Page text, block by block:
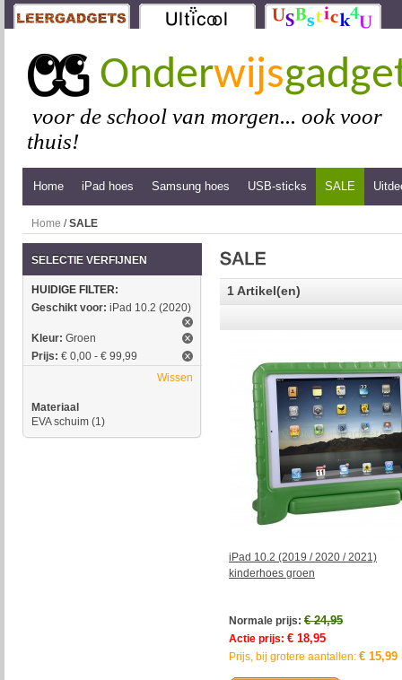
Onderwijs
voor de school van morgen... ook voor
thuis!
Home iPad hoes Samsung hoes USB-sticks SALE
Home /SALE
1 Artikel(en)
iPad 10.2 (2019 / 2020 / 2021)
kinderhoes groen
Normale prijs: € 24,95
Actie prijs: € 18,95
Prijs, bij grotere aantallen: € 15,99
SELECTIE VERFIJNEN
HUIDIGE FILTER:
Geschikt voor: iPad 10.2 (2020)
Kleur: Groen
Prijs: € 0,00 - € 99,99
Wissen
Materiaal
EVA schuim (1)